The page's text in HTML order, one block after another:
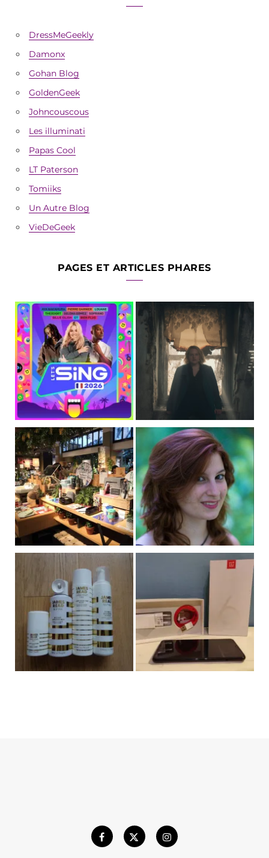
DressMeGeekly
Damonx
Gohan Blog
GoldenGeek
Johncouscous
Les illuminati
Papas Cool
LT Paterson
Tomiiks
Un Autre Blog
VieDeGeek
PAGES ET ARTICLES PHARES